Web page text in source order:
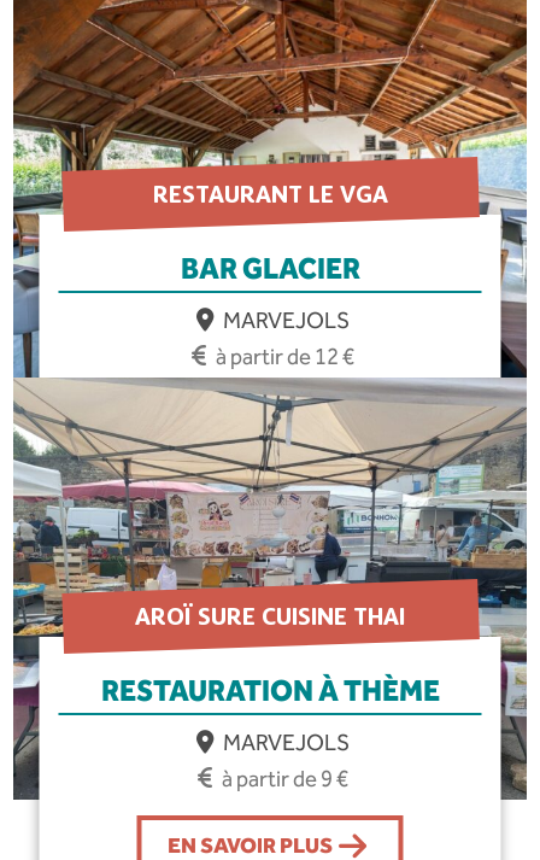
RESTAURANT LE VGA
BAR GLACIER
MARVEJOLS
à partir de 12 €
EN SAVOIR PLUS
AROÏ SURE CUISINE THAI
RESTAURATION À THÈME
MARVEJOLS
à partir de 9 €
EN SAVOIR PLUS